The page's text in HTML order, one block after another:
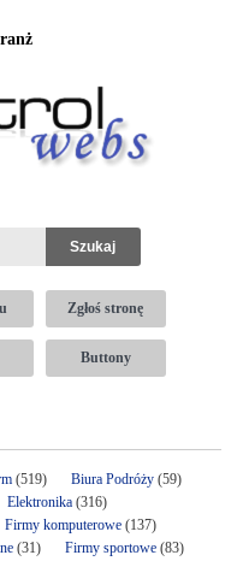
Zgłoś stronę
Buttony
(519) Biura Podróży(59)
Elektronika (316)
Firmy komputerowe(137)
(31) Firmy sportowe(83)